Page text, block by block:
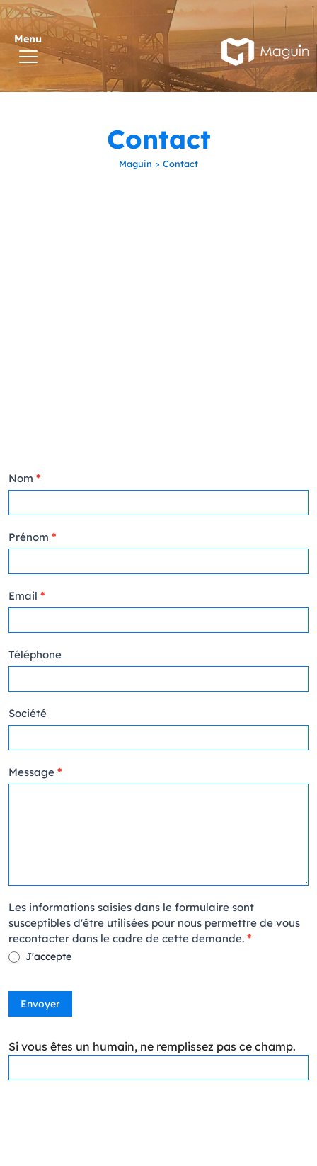
Contact
Maguin > Contact
Contact
Nom *
Prénom *
Email *
Téléphone
Société
Message *
Les informations saisies dans le formulaire sont
susceptibles d'être utilisées pour nous permettre de vous
recontacter dans le cadre de cette demande. *
J'accepte
Envoyer
Si vous êtes un humain, ne remplissez pas ce champ.